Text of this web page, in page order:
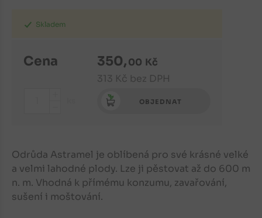
Skladem
Cena 350,00 Kč
313 Kč bez DPH
OBJEDNAT
Odrůda Astramel je oblíbená pro své krásné velké
a velmi lahodné plody. Lze ji pěstovat až do 600 m
n. m. Vhodná k přímému konzumu, zavařování,
sušení i moštování.